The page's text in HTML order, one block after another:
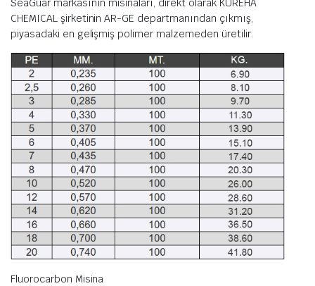
SeaGuar markasının misinaları, direkt olarak KUREHA
CHEMICAL şirketinin AR-GE departmanından çıkmış,
piyasadaki en gelişmiş polimer malzemeden üretilir.
Fluorocarbon Misina